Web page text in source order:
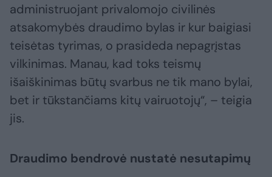
administruojant privalomojo civilinės
atsakomybės draudimo bylas ir kur baigiasi
teisėtas tyrimas, o prasideda nepagrįstas
vilkinimas. Manau, kad toks teismų
išaiškinimas būtų svarbus ne tik mano bylai,
bet ir tūkstančiams kitų vairuotojų“, – teigia
jis.
Draudimo bendrovė nustatė nesutapimų